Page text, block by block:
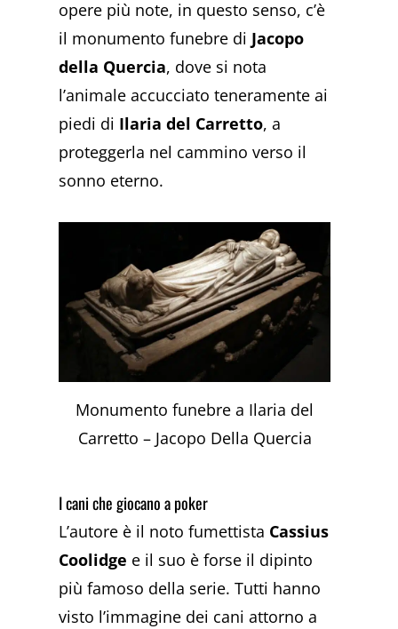
opere più note, in questo senso, c’è
il monumento funebre di Jacopo
della Quercia, dove si nota
l’animale accucciato teneramente ai
piedi di Ilaria del Carretto, a
proteggerla nel cammino verso il
sonno eterno.
Monumento funebre a Ilaria del
Carretto – Jacopo Della Quercia
I cani che giocano a poker
L’autore è il noto fumettista Cassius
Coolidge e il suo è forse il dipinto
più famoso della serie. Tutti hanno
visto l’immagine dei cani attorno a